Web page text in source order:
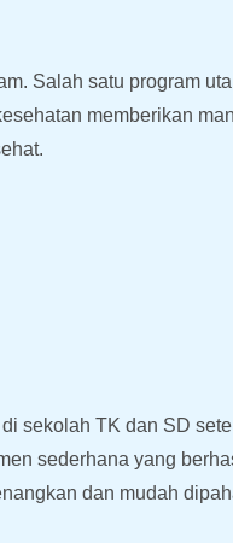
Salah satu program
memberikan
sekolah TK dan SD
sederhana yang
dan mudah